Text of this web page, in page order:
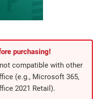
purchasing!
compatible with other
(e.g., Microsoft 365,
2021 Retail).